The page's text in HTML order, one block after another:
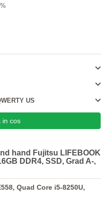
US
hand Fujitsu LIFEBOOK
DDR4, SSD, Grad A-,
Quad Core i5-8250U,